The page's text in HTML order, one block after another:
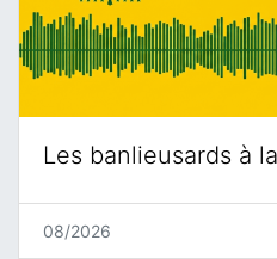
Les banlieusards à
08/2026